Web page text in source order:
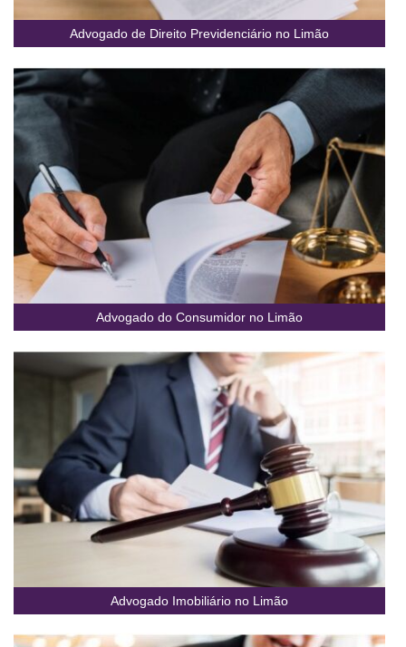
Advogado de Direito Previdenciário no Limão
Advogado do Consumidor no Limão
Advogado Imobiliário no Limão